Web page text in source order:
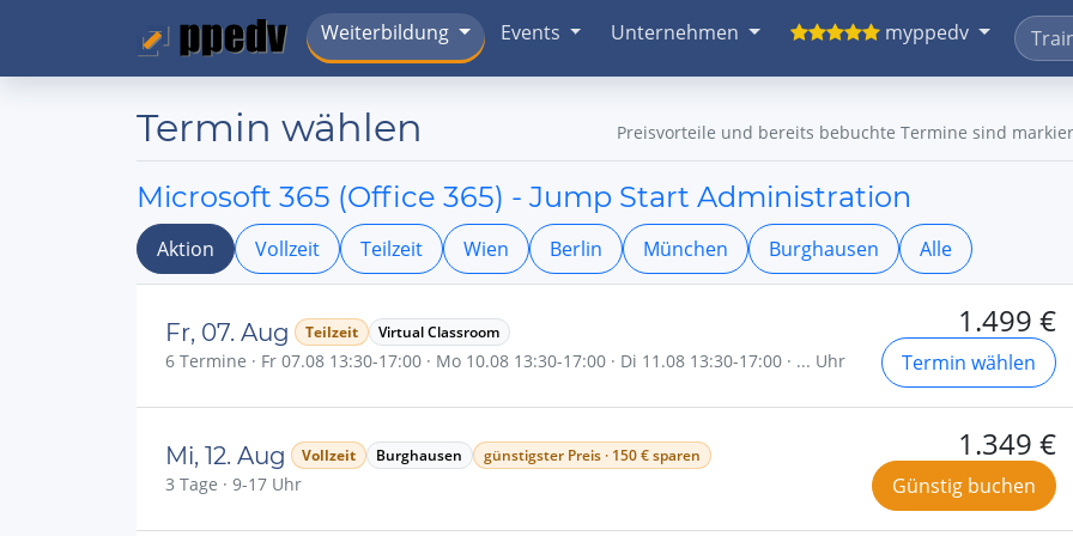
Weiterbildung Events Unternehmen myppedv
Termin wählen Preisvorteile und bereits bebuchte Termine sind
Microsoft 365 (Office 365) - Jump Start Administration
Aktion Vollzeit Teilzeit Wien Berlin München Burghausen Alle
Fr, 07. Aug Teilzeit Virtual Classroom
6 Termine · Fr 07.08 13:30-17:00 · Mo 10.08 13:30-17:00 · Di 11.08 13:30-17:00 · ... Uhr
1.499 €
Termin wählen
Mi, 12. Aug Vollzeit Burghausen günstigster Preis · 150 € sparen
3 Tage · 9-17 Uhr
1.349 €
Günstig buchen